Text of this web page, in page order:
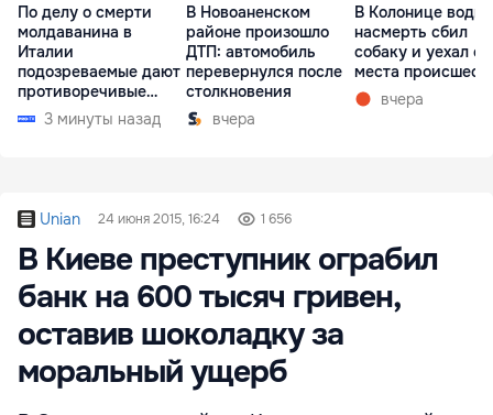
По делу о смерти
молдаванина в
Италии
подозреваемые дают
противоречивые
показания
3 минуты назад
В Новоаненском
районе произошло
ДТП: автомобиль
перевернулся после
столкновения
вчера
В Колонице
насмерть сбил
собаку и уехал с
места
вчера
Unian 24 июня 2015, 16:24 1 656
В Киеве преступник ограбил
банк на 600 тысяч гривен,
оставив шоколадку за
моральный ущерб